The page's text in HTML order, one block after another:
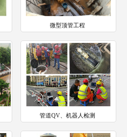
微型顶管工程
管道QV、机器人检测